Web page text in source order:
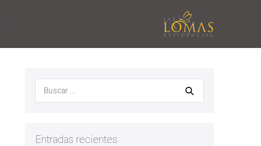
Entradas recientes